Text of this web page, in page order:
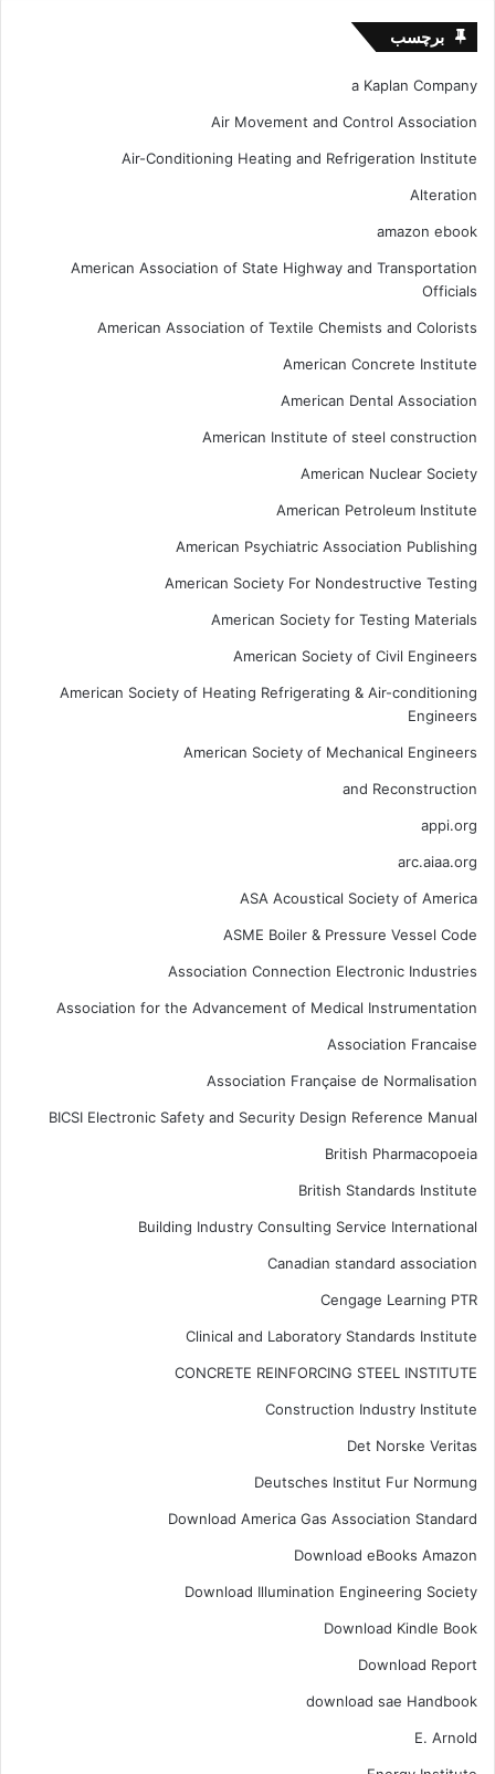
برچسب
a Kaplan Company
Air Movement and Control Association
Air-Conditioning Heating and Refrigeration Institute
Alteration
amazon ebook
American Association of State Highway and Transportation
Officials
American Association of Textile Chemists and Colorists
American Concrete Institute
American Dental Association
American Institute of steel construction
American Nuclear Society
American Petroleum Institute
American Psychiatric Association Publishing
American Society For Nondestructive Testing
American Society for Testing Materials
American Society of Civil Engineers
American Society of Heating Refrigerating & Air-conditioning
Engineers
American Society of Mechanical Engineers
and Reconstruction
appi.org
arc.aiaa.org
ASA Acoustical Society of America
ASME Boiler & Pressure Vessel Code
Association Connection Electronic Industries
Association for the Advancement of Medical Instrumentation
Association Francaise
Association Française de Normalisation
BICSI Electronic Safety and Security Design Reference Manual
British Pharmacopoeia
British Standards Institute
Building Industry Consulting Service International
Canadian standard association
Cengage Learning PTR
Clinical and Laboratory Standards Institute
CONCRETE REINFORCING STEEL INSTITUTE
Construction Industry Institute
Det Norske Veritas
Deutsches Institut Fur Normung
Download America Gas Association Standard
Download eBooks Amazon
Download Illumination Engineering Society
Download Kindle Book
Download Report
download sae Handbook
E. Arnold